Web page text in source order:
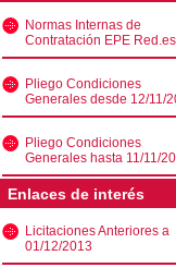
Normas Internas de
Contratación EPE Red.es
Pliego Condiciones
Generales desde 12/11/
Pliego Condiciones
Generales hasta 11/11/
Enlaces de interés
Licitaciones Anteriores a
01/12/2013